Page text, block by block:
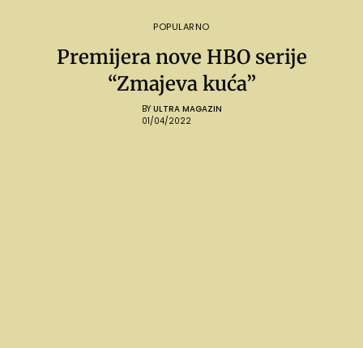
POPULARNO
Premijera nove HBO serije
“Zmajeva kuća”
BY ULTRA MAGAZIN
01/04/2022